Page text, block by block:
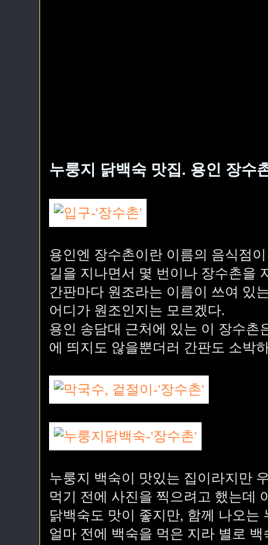
누룽지 닭백숙 맛집. 용인 장수
용인엔 장수촌이란 이름의 음식점
길을 지나면서 몇 번이나 장수촌을
간판마다 원조라는 이름이 쓰여 있
어디가 원조인지는 모르겠다.
용인 송담대 근처에 있는 이 장수촌
에 띄지도 않을뿐더러 간판도 소박
누룽지 백숙이 맛있는 집이라지만
먹기 전에 사진을 찍으려고 했는데
닭백숙도 맛이 좋지만, 함께 나오는
얼마 전에 백숙을 먹은 지라 별로